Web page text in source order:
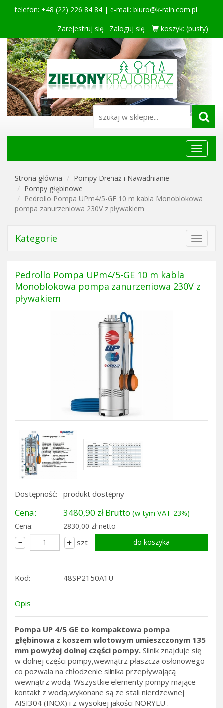
telefon: +48 (22) 226 84 84 | e-mail: biuro@k-rain.com.pl
Zarejestruj się
Zaloguj się koszyk: (pusty)
Menu
główne
Strona główna
Pompy Drenaż i Nawadnianie
Pompy głębinowe
Pedrollo Pompa UPm4/5-GE 10 m kabla Monoblokowa
pompa zanurzeniowa 230V z pływakiem
Kategorie
Toggle
Pedrollo Pompa UPm4/5-GE 10 m kabla
Monoblokowa pompa zanurzeniowa 230V z
pływakiem
Dostępność: produkt dostępny
Cena: 3480,90 zł Brutto (w tym VAT 23%)
Cena:
2830,00 zł netto
szt
Kod: 48SP2150A1U
Opis
Pompa UP 4/5 GE to kompaktowa pompa
głębinowa z koszem wlotowym umieszczonym 135
mm powyżej dolnej części pompy. Silnik znajduje się
w dolnej części pompy,wewnątrz płaszcza osłonowego
co pozwala na chłodzenie silnika przepływającą
wewnątrz wodą. Wszystkie elementy pompy mające
kontakt z wodą,wykonane są ze stali nierdzewnej
AISI304 (INOX) i z wysokiej jakości NORYLU .